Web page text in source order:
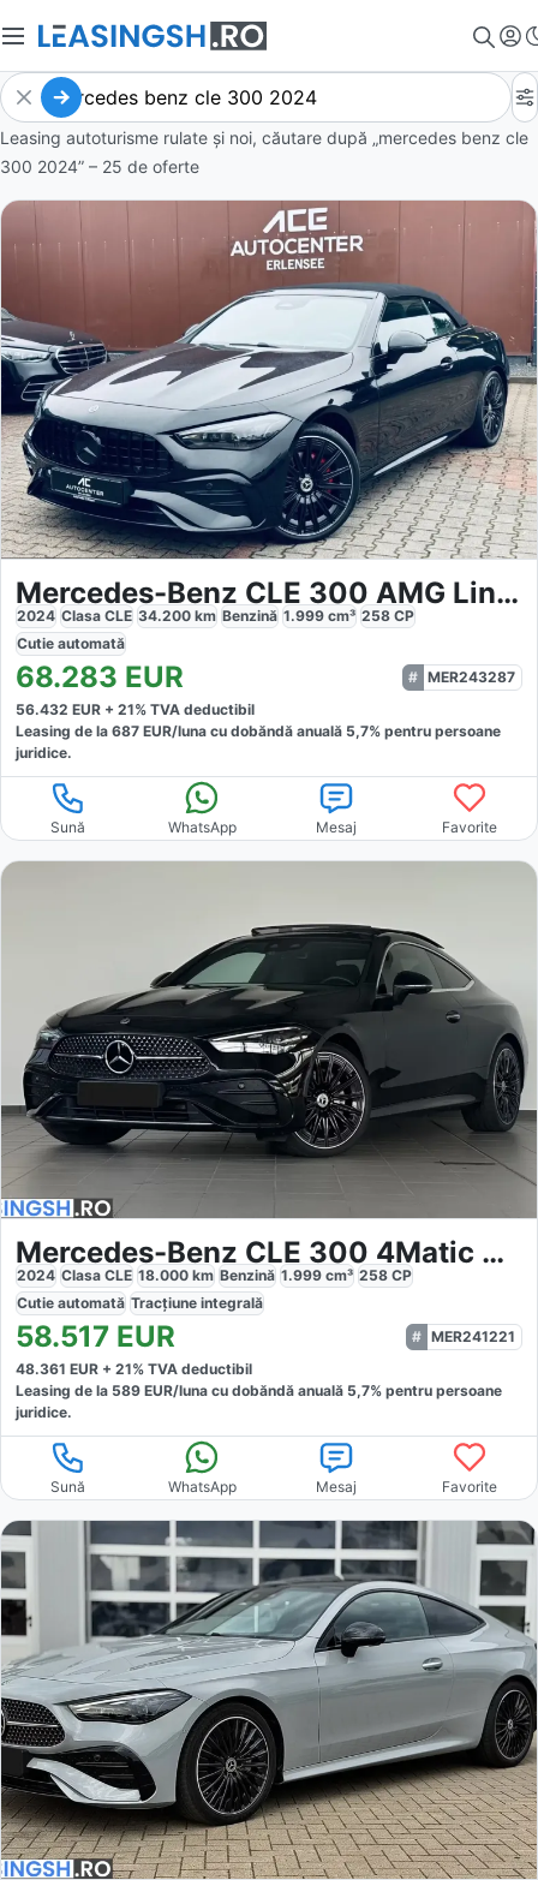
Leasing autoturisme rulate și noi, căutare după „mercedes benz cle
300 2024” – 25 de oferte
Mercedes-Benz CLE 300 AMG Line Premium Plus
2024 Clasa CLE 34.200 km Benzină 1.999 cm³ 258 CP
Cutie automată
68.283 EUR
MER243287
56.432 EUR + 21% TVA deductibil
Leasing de la 687 EUR/luna cu dobăndă anuală 5,7% pentru persoane
juridice.
Sună WhatsApp Mesaj Favorite
Mercedes-Benz CLE 300 4Matic AMG
2024 Clasa CLE 18.000 km Benzină 1.999 cm³ 258 CP
Cutie automată Tracțiune integrală
58.517 EUR
MER241221
48.361 EUR + 21% TVA deductibil
Leasing de la 589 EUR/luna cu dobăndă anuală 5,7% pentru persoane
juridice.
Sună WhatsApp Mesaj Favorite